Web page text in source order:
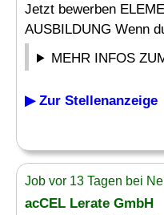
Jetzt bewerben
AUSBILDUNG Wenn
MEHR INFOS
▶ Zur Stellenanzeige
Job vor 13 Tagen bei
acCEL Lerate GmbH